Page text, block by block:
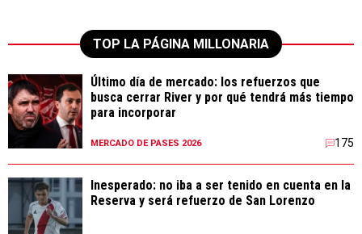
TOP LA PÁGINA MILLONARIA
Último día de mercado: los refuerzos que
busca cerrar River y por qué tendrá más tiempo
para incorporar
MERCADO DE PASES 2026 175
Inesperado: no iba a ser tenido en cuenta en la
Reserva y será refuerzo de San Lorenzo